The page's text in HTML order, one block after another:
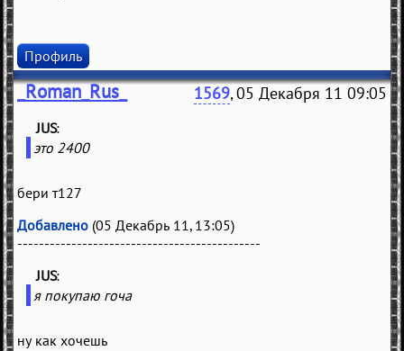
Профиль
_Roman_Rus_ 1569, 05 Декабря 11 09:05
(JUS
это 2400
бери т127
Добавлено (05 Декабрь 11, 13:05)
---------------------------------------------
(JUS
я покупаю гоча
ну как хочешь